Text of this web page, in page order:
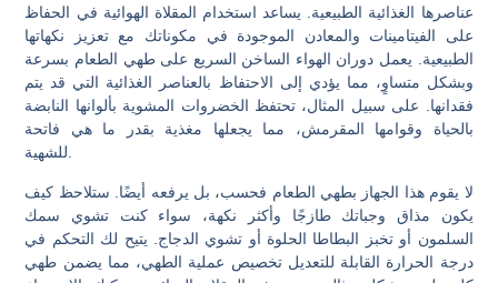
عناصرها الغذائية الطبيعية. يساعد استخدام المقلاة الهوائية في الحفاظ
على الفيتامينات والمعادن الموجودة في مكوناتك مع تعزيز نكهاتها
الطبيعية. يعمل دوران الهواء الساخن السريع على طهي الطعام بسرعة
وبشكل متساوٍ، مما يؤدي إلى الاحتفاظ بالعناصر الغذائية التي قد يتم
فقدانها. على سبيل المثال، تحتفظ الخضروات المشوية بألوانها النابضة
بالحياة وقوامها المقرمش، مما يجعلها مغذية بقدر ما هي فاتحة
للشهية.
لا يقوم هذا الجهاز بطهي الطعام فحسب، بل يرفعه أيضًا. ستلاحظ كيف
يكون مذاق وجباتك طازجًا وأكثر نكهة، سواء كنت تشوي سمك
السلمون أو تخبز البطاطا الحلوة أو تشوي الدجاج. يتيح لك التحكم في
درجة الحرارة القابلة للتعديل تخصيص عملية الطهي، مما يضمن طهي